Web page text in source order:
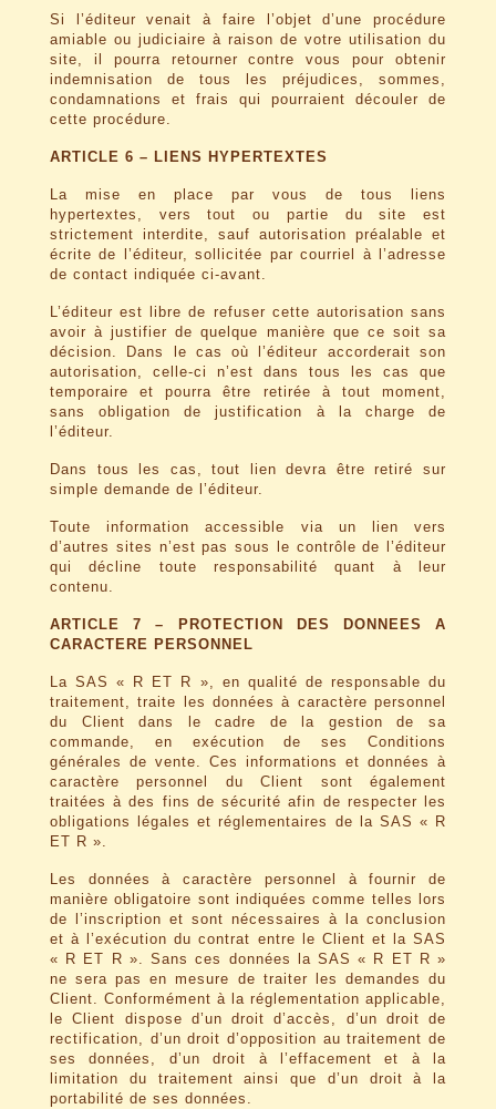
Si l’éditeur venait à faire l’objet d’une procédure
amiable ou judiciaire à raison de votre utilisation du
site, il pourra retourner contre vous pour obtenir
indemnisation de tous les préjudices, sommes,
condamnations et frais qui pourraient découler de
cette procédure.
ARTICLE 6 – LIENS HYPERTEXTES
La mise en place par vous de tous liens
hypertextes, vers tout ou partie du site est
strictement interdite, sauf autorisation préalable et
écrite de l’éditeur, sollicitée par courriel à l’adresse
de contact indiquée ci-avant.
L’éditeur est libre de refuser cette autorisation sans
avoir à justifier de quelque manière que ce soit sa
décision. Dans le cas où l’éditeur accorderait son
autorisation, celle-ci n’est dans tous les cas que
temporaire et pourra être retirée à tout moment,
sans obligation de justification à la charge de
l’éditeur.
Dans tous les cas, tout lien devra être retiré sur
simple demande de l’éditeur.
Toute information accessible via un lien vers
d’autres sites n’est pas sous le contrôle de l’éditeur
qui décline toute responsabilité quant à leur
contenu.
ARTICLE 7 – PROTECTION DES DONNEES A
CARACTERE PERSONNEL
La SAS « R ET R », en qualité de responsable du
traitement, traite les données à caractère personnel
du Client dans le cadre de la gestion de sa
commande, en exécution de ses Conditions
générales de vente. Ces informations et données à
caractère personnel du Client sont également
traitées à des fins de sécurité afin de respecter les
obligations légales et réglementaires de la SAS « R
ET R ».
Les données à caractère personnel à fournir de
manière obligatoire sont indiquées comme telles lors
de l’inscription et sont nécessaires à la conclusion
et à l’exécution du contrat entre le Client et la SAS
« R ET R ». Sans ces données la SAS « R ET R »
ne sera pas en mesure de traiter les demandes du
Client. Conformément à la réglementation applicable,
le Client dispose d’un droit d’accès, d’un droit de
rectification, d’un droit d’opposition au traitement de
ses données, d’un droit à l’effacement et à la
limitation du traitement ainsi que d’un droit à la
portabilité de ses données.